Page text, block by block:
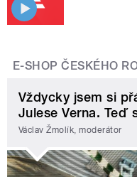
E-SHOP ČESKÉHO
Vždycky jsem si
Julese Verna. Teď
Václav Žmolík, moderátor